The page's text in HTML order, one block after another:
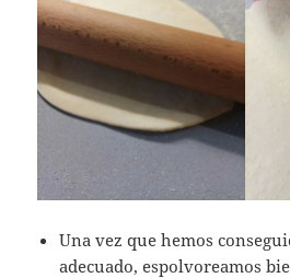
Una vez que hemos
adecuado, espolvoreamos